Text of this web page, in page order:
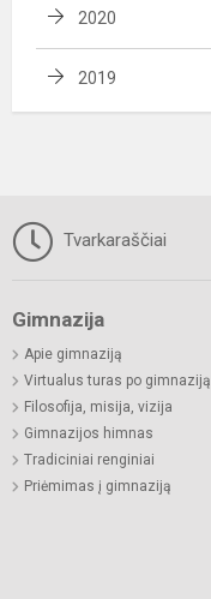
2020
2019
Tvarkaraščiai
Gimnazija
Apie gimnaziją
Virtualus turas po gimnaziją
Filosofija, misija, vizija
Gimnazijos himnas
Tradiciniai renginiai
Priėmimas į gimnaziją